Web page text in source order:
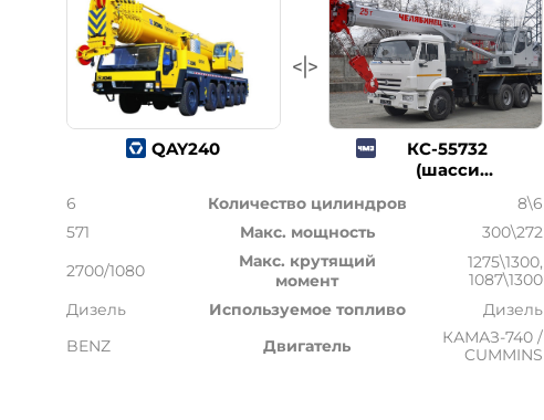
QAY240
КС-55732
(шасси
6 Количество цилиндров
8\6
571
Макс. мощность
300\272
2700/1080
Макс. крутящий
момент
1275\1300,
1087\1300
Дизель
Используемое топливо
Дизель
BENZ
Двигатель
КАМАЗ-740 /
CUMMINS